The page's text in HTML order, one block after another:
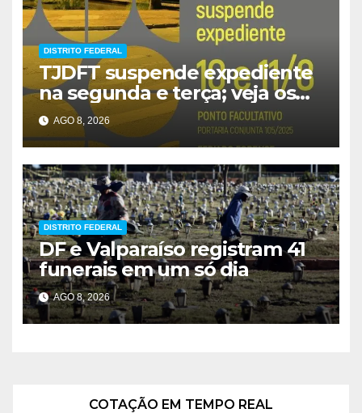
DISTRITO FEDERAL
TJDFT suspende expediente
na segunda e terça; veja os
prazos
AGO 8, 2026
DISTRITO FEDERAL
DF e Valparaíso registram 41
funerais em um só dia
AGO 8, 2026
COTAÇÃO EM TEMPO REAL